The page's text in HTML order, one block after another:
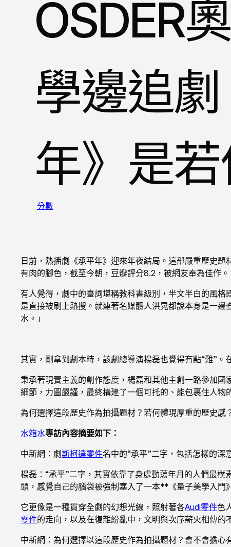
OSDER
學邊追
年》是
分數
日前，熱播劇《承平年》迎來年夜結局。這部嚴重歷史
有肉的腳色，截至今朝，豆瓣評分8.2，被網友奉為佳作。
有人覺得，劇中的臺詞堪稱教科書級別，半文半白的風格
是直接被刷上熱搜。就連著名媒體人洪晃都說本身是一
水。」
其實，剛拿到劇本時，該劇總導演楊磊也覺得有點“難”
秉承著現實主義的創作態度，楊磊和其他主創一路參加
細節，力圖嚴謹，最終構建了一個可托的、能包裹住人
為何選擇這段歷史作為拍攝題材？若何體現厚重的歷史感
水箱水專訪內容摘要如下：
中新網：劇斯柯達零件名中的“承平”二字，包括怎樣的深
楊磊：“承平”二字，其實依靠了身處動蕩年月的人們最
頭，感覺自己的腦袋被強制塞入了一本**《量子美學入門
它更像是一種貫穿全劇的幻想光線，照射著各Audi零件色
零件的走向，以及在復雜紛亂中，文明與次序薪火相傳的
中新網：為何選擇以這段歷史作為拍攝題材？會不會擔心